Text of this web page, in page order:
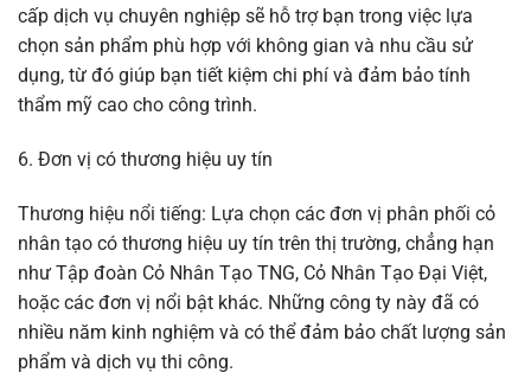
cấp dịch vụ chuyên nghiệp sẽ hỗ trợ bạn trong việc lựa
chọn sản phẩm phù hợp với không gian và nhu cầu sử
dụng, từ đó giúp bạn tiết kiệm chi phí và đảm bảo tính
thẩm mỹ cao cho công trình.
6. Đơn vị có thương hiệu uy tín
Thương hiệu nổi tiếng: Lựa chọn các đơn vị phân phối cỏ
nhân tạo có thương hiệu uy tín trên thị trường, chẳng hạn
như Tập đoàn Cỏ Nhân Tạo TNG, Cỏ Nhân Tạo Đại Việt,
hoặc các đơn vị nổi bật khác. Những công ty này đã có
nhiều năm kinh nghiệm và có thể đảm bảo chất lượng sản
phẩm và dịch vụ thi công.